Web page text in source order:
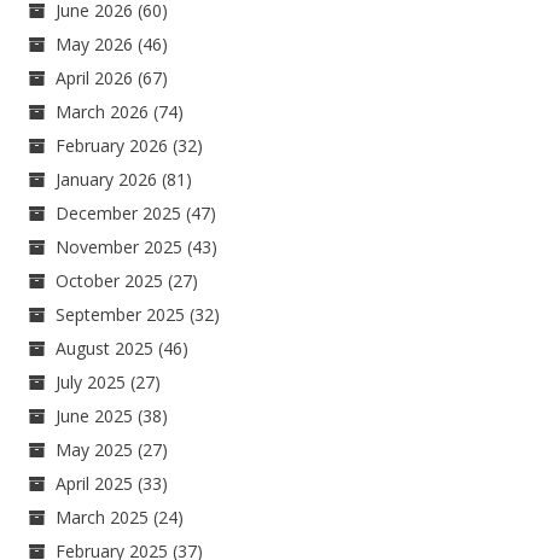
June 2026 (60)
May 2026 (46)
April 2026 (67)
March 2026 (74)
February 2026 (32)
January 2026 (81)
December 2025 (47)
November 2025 (43)
October 2025 (27)
September 2025 (32)
August 2025 (46)
July 2025 (27)
June 2025 (38)
May 2025 (27)
April 2025 (33)
March 2025 (24)
February 2025 (37)